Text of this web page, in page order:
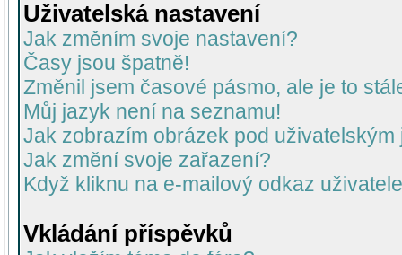
Uživatelská nastavení
Jak změním svoje nastavení?
Časy jsou špatně!
Změnil jsem časové pásmo, ale je to
Můj jazyk není na seznamu!
Jak zobrazím obrázek pod uživatelským
Jak změní svoje zařazení?
Když kliknu na e-mailový odkaz
Vkládání příspěvků